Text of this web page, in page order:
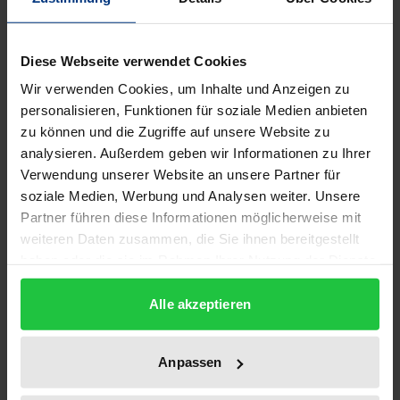
Diese Webseite verwendet Cookies
Wir verwenden Cookies, um Inhalte und Anzeigen zu
personalisieren, Funktionen für soziale Medien anbieten
zu können und die Zugriffe auf unsere Website zu
analysieren. Außerdem geben wir Informationen zu Ihrer
Verwendung unserer Website an unsere Partner für
soziale Medien, Werbung und Analysen weiter. Unsere
Partner führen diese Informationen möglicherweise mit
weiteren Daten zusammen, die Sie ihnen bereitgestellt
gesammelt haben.
Alle akzeptieren
Anpassen
Wenn besondere künstlerische oder technische
Schutzrechte oder das Urheberrecht geschützt
werden, wird die Lücke häufig über den
ergänzenden wettbewerbsrechtlichen
Leistungsschutz geschlossen. Bei diesem von der
Rechtsprechung entwickelten Rechtsinstitut ist
allerdings ein wesentliches Merkmal aller
immateriellen Schutzrechte nicht geregelt: die
Schutzdauer.
Während sich die Praxis bislang damit behilft,
Schutzdauern unsystematisch anhand des
konkreten Einzelfalls zu bestimmen, entwickelt der